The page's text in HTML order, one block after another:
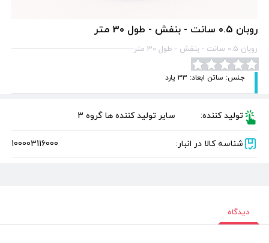
روبان 0.5 سانت - بنفش - طول 30 متر
روبان 0.5 سانت - بنفش - طول 30 متر
جنس: ساتن ابعاد: 33 یارد
تولید کننده: سایر تولید کننده ها گروه 3
شناسه کالا در انبار: 100003116000
دیدگاه